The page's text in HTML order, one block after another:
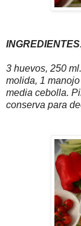
3 huevos, 250
molida, 1
media cebolla.
conserva para